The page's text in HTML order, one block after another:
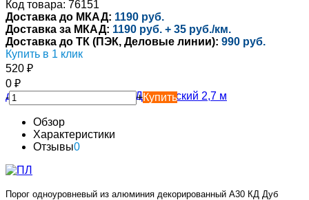
Код товара: 76151
Доставка до МКАД: 1190 руб.
Доставка за МКАД: 1190 руб. + 35 руб./км.
Доставка до ТК (ПЭК, Деловые линии): 990 руб.
Купить в 1 клик
520 ₽
0 ₽
-
+Купить
Обзор
Характеристики
Отзывы0
Порог одноуровневый из алюминия декорированный А30 КД Дуб